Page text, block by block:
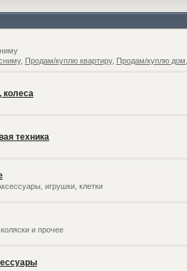
, Продам/куплю квартиру, Продам/куплю
колеса
техника
игрушки, клетки
и прочее